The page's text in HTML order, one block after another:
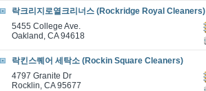
락크리지로열크리너스 (Rockridge Royal Cleaners)
5455 College Ave.
Oakland, CA 94618
락킨스퀘어 세탁소 (Rockin Square Cleaners)
4797 Granite Dr
Rocklin, CA 95677